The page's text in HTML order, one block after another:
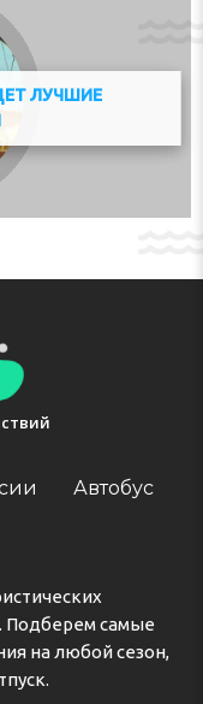
ЛУЧШИЕ
Автобус
Подберем самые
на любой сезон,